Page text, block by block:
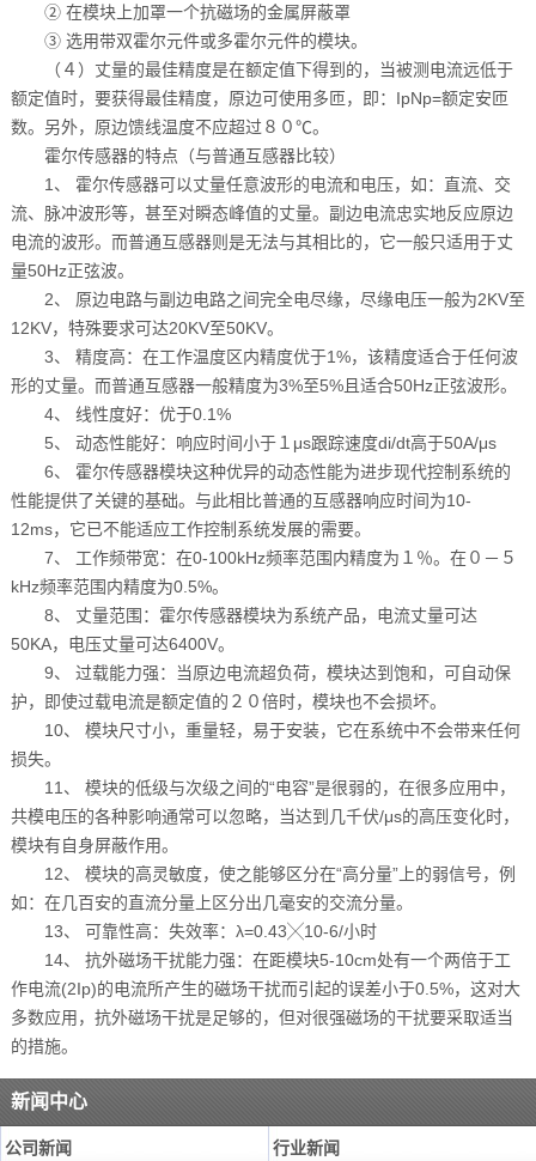
② 在模块上加罩一个抗磁场的金属屏蔽罩
③ 选用带双霍尔元件或多霍尔元件的模块。
（４）丈量的最佳精度是在额定值下得到的，当被测电流远低于
额定值时，要获得最佳精度，原边可使用多匝，即：IpNp=额定安匝
数。另外，原边馈线温度不应超过８０℃。
霍尔传感器的特点（与普通互感器比较）
1、 霍尔传感器可以丈量任意波形的电流和电压，如：直流、交
流、脉冲波形等，甚至对瞬态峰值的丈量。副边电流忠实地反应原边
电流的波形。而普通互感器则是无法与其相比的，它一般只适用于丈
量50Hz正弦波。
2、 原边电路与副边电路之间完全电尽缘，尽缘电压一般为2KV至
12KV，特殊要求可达20KV至50KV。
3、 精度高：在工作温度区内精度优于1%，该精度适合于任何波
形的丈量。而普通互感器一般精度为3%至5%且适合50Hz正弦波形。
4、 线性度好：优于0.1%
5、 动态性能好：响应时间小于１μs跟踪速度di/dt高于50A/μs
6、 霍尔传感器模块这种优异的动态性能为进步现代控制系统的
性能提供了关键的基础。与此相比普通的互感器响应时间为10-
12ms，它已不能适应工作控制系统发展的需要。
7、 工作频带宽：在0-100kHz频率范围内精度为１％。在０－５
kHz频率范围内精度为0.5%。
8、 丈量范围：霍尔传感器模块为系统产品，电流丈量可达
50KA，电压丈量可达6400V。
9、 过载能力强：当原边电流超负荷，模块达到饱和，可自动保
护，即使过载电流是额定值的２０倍时，模块也不会损坏。
10、 模块尺寸小，重量轻，易于安装，它在系统中不会带来任何
损失。
11、 模块的低级与次级之间的“电容”是很弱的，在很多应用中，
共模电压的各种影响通常可以忽略，当达到几千伏/μs的高压变化时，
模块有自身屏蔽作用。
12、 模块的高灵敏度，使之能够区分在“高分量”上的弱信号，例
如：在几百安的直流分量上区分出几毫安的交流分量。
13、 可靠性高：失效率：λ=0.43╳10-6/小时
14、 抗外磁场干扰能力强：在距模块5-10cm处有一个两倍于工
作电流(2Ip)的电流所产生的磁场干扰而引起的误差小于0.5%，这对大
多数应用，抗外磁场干扰是足够的，但对很强磁场的干扰要采取适当
的措施。
新闻中心
公司新闻 行业新闻